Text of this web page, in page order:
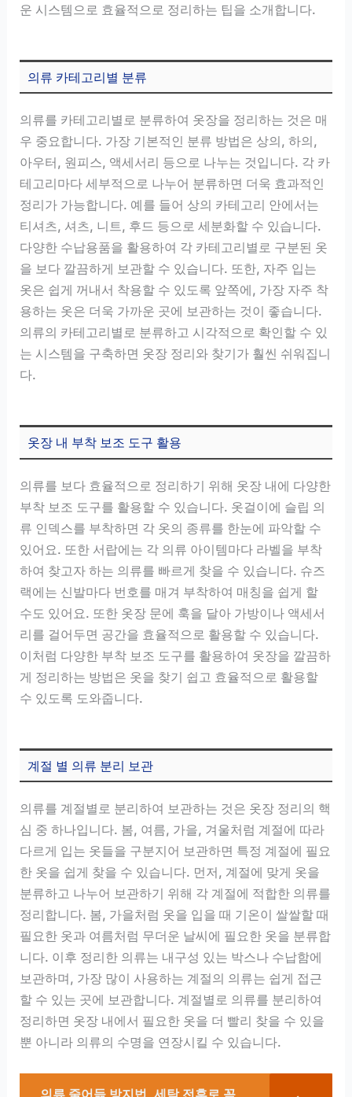
운 시스템으로 효율적으로 정리하는 팁을 소개합니다.
의류 카테고리별 분류
의류를 카테고리별로 분류하여 옷장을 정리하는 것은 매
우 중요합니다. 가장 기본적인 분류 방법은 상의, 하의,
아우터, 원피스, 액세서리 등으로 나누는 것입니다. 각 카
테고리마다 세부적으로 나누어 분류하면 더욱 효과적인
정리가 가능합니다. 예를 들어 상의 카테고리 안에서는
티셔츠, 셔츠, 니트, 후드 등으로 세분화할 수 있습니다.
다양한 수납용품을 활용하여 각 카테고리별로 구분된 옷
을 보다 깔끔하게 보관할 수 있습니다. 또한, 자주 입는
옷은 쉽게 꺼내서 착용할 수 있도록 앞쪽에, 가장 자주 착
용하는 옷은 더욱 가까운 곳에 보관하는 것이 좋습니다.
의류의 카테고리별로 분류하고 시각적으로 확인할 수 있
는 시스템을 구축하면 옷장 정리와 찾기가 훨씬 쉬워집니
다.
옷장 내 부착 보조 도구 활용
의류를 보다 효율적으로 정리하기 위해 옷장 내에 다양한
부착 보조 도구를 활용할 수 있습니다. 옷걸이에 슬립 의
류 인덱스를 부착하면 각 옷의 종류를 한눈에 파악할 수
있어요. 또한 서랍에는 각 의류 아이템마다 라벨을 부착
하여 찾고자 하는 의류를 빠르게 찾을 수 있습니다. 슈즈
랙에는 신발마다 번호를 매겨 부착하여 매칭을 쉽게 할
수도 있어요. 또한 옷장 문에 훅을 달아 가방이나 액세서
리를 걸어두면 공간을 효율적으로 활용할 수 있습니다.
이처럼 다양한 부착 보조 도구를 활용하여 옷장을 깔끔하
게 정리하는 방법은 옷을 찾기 쉽고 효율적으로 활용할
수 있도록 도와줍니다.
계절 별 의류 분리 보관
의류를 계절별로 분리하여 보관하는 것은 옷장 정리의 핵
심 중 하나입니다. 봄, 여름, 가을, 겨울처럼 계절에 따라
다르게 입는 옷들을 구분지어 보관하면 특정 계절에 필요
한 옷을 쉽게 찾을 수 있습니다. 먼저, 계절에 맞게 옷을
분류하고 나누어 보관하기 위해 각 계절에 적합한 의류를
정리합니다. 봄, 가을처럼 옷을 입을 때 기온이 쌀쌀할 때
필요한 옷과 여름처럼 무더운 날씨에 필요한 옷을 분류합
니다. 이후 정리한 의류는 내구성 있는 박스나 수납함에
보관하며, 가장 많이 사용하는 계절의 의류는 쉽게 접근
할 수 있는 곳에 보관합니다. 계절별로 의류를 분리하여
정리하면 옷장 내에서 필요한 옷을 더 빨리 찾을 수 있을
뿐 아니라 의류의 수명을 연장시킬 수 있습니다.